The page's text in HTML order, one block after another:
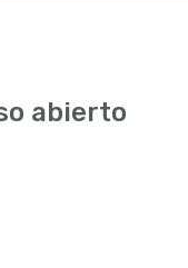
abierto